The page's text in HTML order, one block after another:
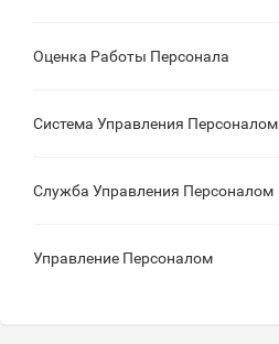
Оценка Работы Персонала
Система Управления Персоналом
Служба Управления Персоналом
Управление Персоналом